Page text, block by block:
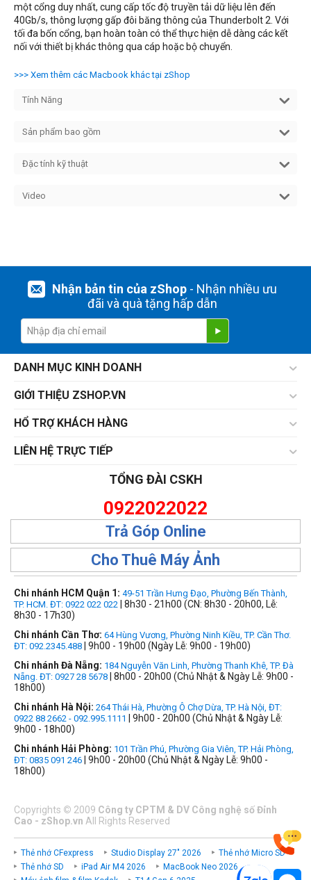
một cổng duy nhất, cung cấp tốc độ truyền tải dữ liệu lên đến
40Gb/s, thông lượng gấp đôi băng thông của Thunderbolt 2. Với
tối đa bốn cổng, bạn hoàn toàn có thể thực hiện dễ dàng các kết
nối với thiết bị khác thông qua cáp hoặc bộ chuyển.
>>> Xem thêm các Macbook khác tại zShop
Tính Năng
Sản phẩm bao gồm
Đặc tính kỹ thuật
Video
Nhận bản tin của zShop- Nhận nhiều ưu
đãi và quà tặng hấp dẫn
DANH MỤC KINH DOANH
GIỚI THIỆU ZSHOP.VN
HỔ TRỢ KHÁCH HÀNG
LIÊN HỆ TRỰC TIẾP
TỔNG ĐÀI CSKH
0922022022
Trả Góp Online
Cho Thuê Máy Ảnh
Chi nhánh HCM Quận 1: 49-51 Trần Hưng Đạo, Phường Bến Thành,
TP. HCM. ĐT: 0922 022 022 | 8h30 - 21h00 (CN: 8h30 - 20h00, Lễ:
8h30 - 17h30)
Chi nhánh Cần Thơ: 64 Hùng Vương, Phường Ninh Kiều, TP. Cần Thơ.
ĐT: 092.2345.488 | 9h00 - 19h00 (Ngày Lễ: 9h00 - 19h00)
Chi nhánh Đà Nẵng: 184 Nguyễn Văn Linh, Phường Thanh Khê, TP. Đà
Nẵng. ĐT: 0927 28 5678 | 8h00 - 20h00 (Chủ Nhật & Ngày Lễ: 9h00 -
18h00)
Chi nhánh Hà Nội: 264 Thái Hà, Phường Ô Chợ Dừa, TP. Hà Nội, ĐT:
0922 88 2662 - 092.995.1111
| 9h00 - 20h00 (Chủ Nhật & Ngày Lễ:
9h00 - 18h00)
Chi nhánh Hải Phòng: 101 Trần Phú, Phường Gia Viên, TP. Hải Phòng,
ĐT: 0835 091 246 | 9h00 - 20h00 (Chủ Nhật & Ngày Lễ: 9h00 -
18h00)
Copyrights © 2009 Công ty CPTM & DV Công nghệ số Đỉnh
Cao - zShop.vn All Rights Reserved
Thẻ nhớ CFexpress Studio Display 27" 2026
Thẻ nhớ Micro SD
Thẻ nhớ SD
iPad Air M4 2026
MacBook Neo 2026